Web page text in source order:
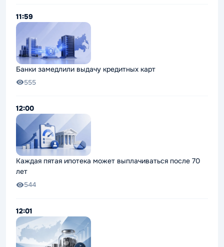
11:59
Банки замедлили выдачу кредитных карт
555
12:00
Каждая пятая ипотека может выплачиваться после 70
лет
544
12:01